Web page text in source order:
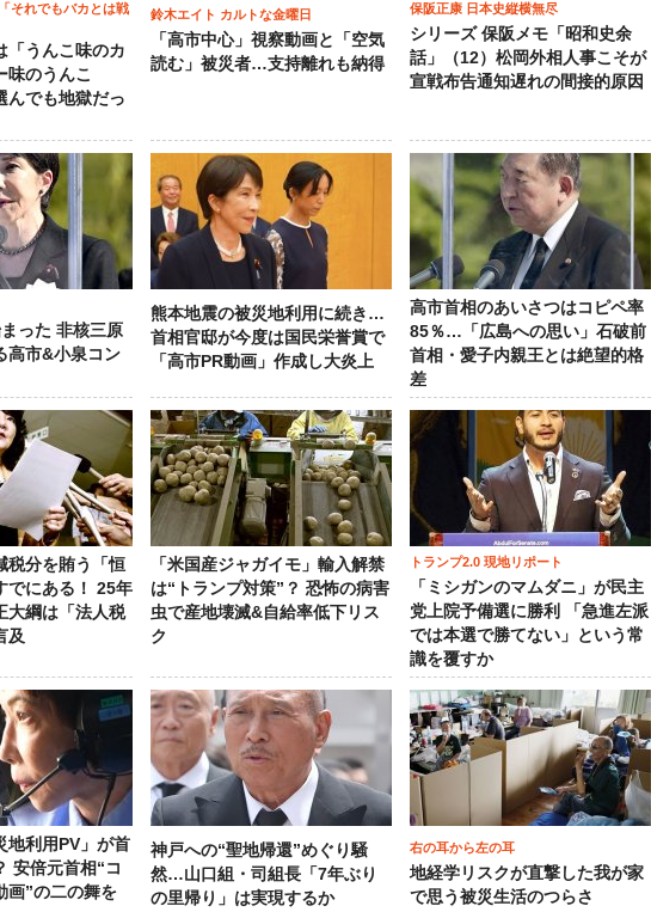
それでもバカとは戦
「うんこ味のカ
味のうんこ
でも地獄だっ
鈴木エイト カルトな金曜日
「高市中心」視察動画と「空気
読む」被災者…支持離れも納得
保阪正康 日本史縦横無尽
シリーズ 保阪メモ「昭和史余
話」（12）松岡外相人事こそが
宣戦布告通知遅れの間接的原因
った 非核三原
高市&小泉コン
熊本地震の被災地利用に続き…
首相官邸が今度は国民栄誉賞で
「高市PR動画」作成し大炎上
高市首相のあいさつはコピペ率
85％…「広島への思い」石破前
首相・愛子内親王とは絶望的格
差
税分を賄う「恒
でにある！ 25年
大綱は「法人税
及
「米国産ジャガイモ」輸入解禁
は“トランプ対策”？ 恐怖の病害
虫で産地壊滅&自給率低下リス
ク
トランプ2.0 現地リポート
「ミシガンのマムダニ」が民主
党上院予備選に勝利 「急進左派
では本選で勝てない」という常
識を覆すか
地利用PV」が首
安倍元首相“コ
画”の二の舞を
神戸への“聖地帰還”めぐり騒
然…山口組・司組長「7年ぶり
の里帰り」は実現するか
右の耳から左の耳
地経学リスクが直撃した我が家
で思う被災生活のつらさ